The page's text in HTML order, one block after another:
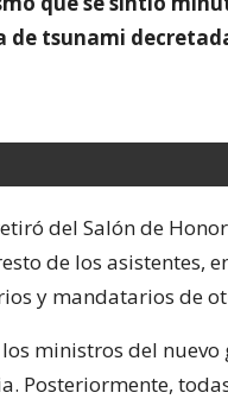
tsunami
del Salón de
de los asistentes,
y mandatarios de
ministros del
Posteriormente,